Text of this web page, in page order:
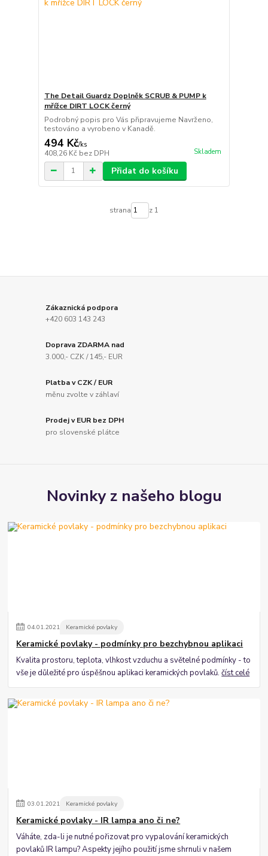
The Detail Guardz Doplněk SCRUB & PUMP k
mřížce DIRT LOCK černý
Podrobný popis pro Vás připravujeme Navrženo,
testováno a vyrobeno v Kanadě.
494 Kč/ks
408,26 Kč bez DPH Skladem
Přidat do košíku
strana z 1
Zákaznická podpora
+420 603 143 243
Doprava ZDARMA nad
3.000,- CZK / 145,- EUR
Platba v CZK / EUR
měnu zvolte v záhlaví
Prodej v EUR bez DPH
pro slovenské plátce
Novinky z našeho blogu
04.01.2021 Keramické povlaky
Keramické povlaky - podmínky pro bezchybnou aplikaci
Kvalita prostoru, teplota, vlhkost vzduchu a světelné podmínky - to
vše je důležité pro úspěšnou aplikaci keramických povlaků.číst celé
03.01.2021 Keramické povlaky
Keramické povlaky - IR lampa ano či ne?
Váháte, zda-li je nutné pořizovat pro vypalování keramických
povlaků IR lampu? Aspekty jejího použití jsme shrnuli v našem